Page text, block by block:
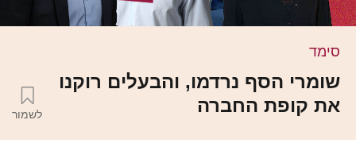
סימד
שומרי הסף נרדמו, והבעלים רוקנו
את קופת החברה
לשמור